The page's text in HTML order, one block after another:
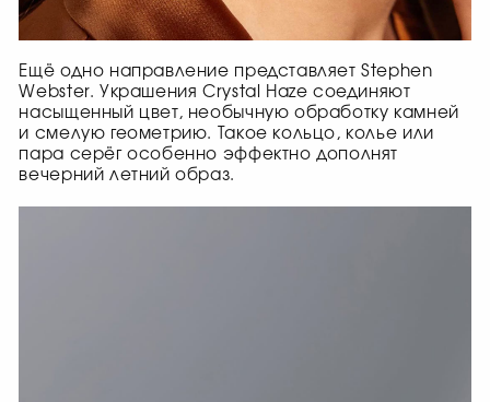
Ещё одно направление представляет Stephen
Webster. Украшения Crystal Haze соединяют
насыщенный цвет, необычную обработку камней
и смелую геометрию. Такое кольцо, колье или
пара серёг особенно эффектно дополнят
вечерний летний образ.